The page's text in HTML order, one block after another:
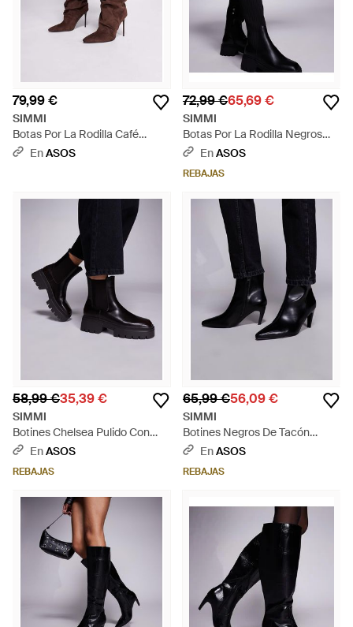
79,99 €
SIMMI
Botas Por La Rodilla Café
Fruncidas De Tacones De
EnASOS
72,99 €65,69 €
SIMMI
Botas Por La Rodilla Negros
Estilo Calcetín De Simmi
EnASOS
REBAJAS
58,99 €35,39 €
SIMMI
Botines Chelsea Pulido Con
Suela Gruesa Judd De Simmi
EnASOS
REBAJAS
65,99 €56,09 €
SIMMI
Botines Negros De Tacón
Lorenzo De Simmi London -
EnASOS
REBAJAS